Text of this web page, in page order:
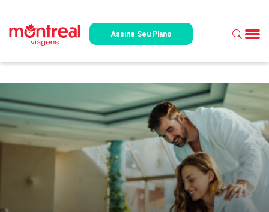
Assine Seu Plano